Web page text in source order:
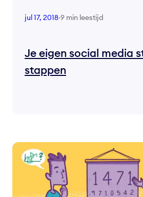
jul 17, 2018·9 min leestijd
Je eigen social media
stappen